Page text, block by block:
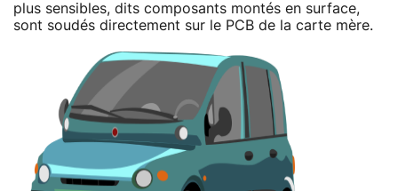
plus sensibles, dits composants montés en surface,
sont soudés directement sur le PCB de la carte mère.